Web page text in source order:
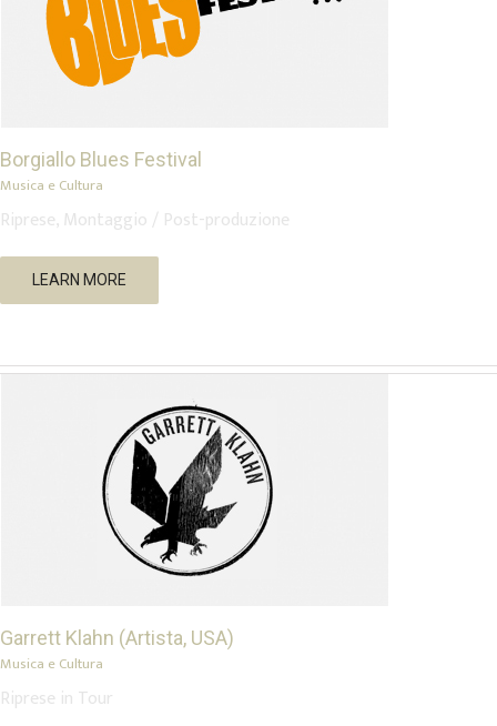
Borgiallo Blues Festival
Musica e Cultura
Riprese, Montaggio / Post-produzione
LEARN MORE
Garrett Klahn (Artista, USA)
Musica e Cultura
Riprese in Tour